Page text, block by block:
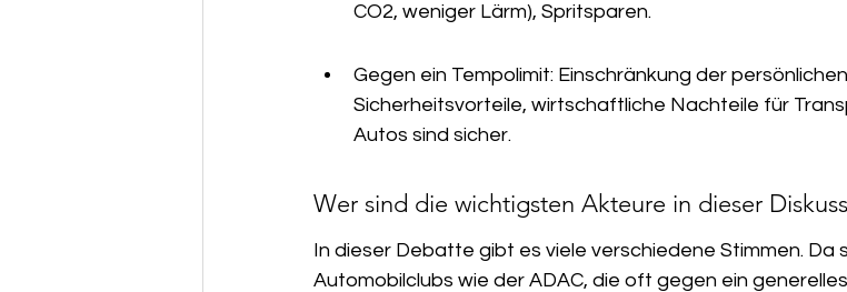
CO2, weniger Lärm), Spritsparen.
Gegen ein Tempolimit: Einschränkung der
Sicherheitsvorteile, wirtschaftliche Nachteile für
Autos sind sicher.
Wer sind die wichtigsten Akteure in dieser
In dieser Debatte gibt es viele verschiedene Stimmen. Da
Automobilclubs wie der ADAC, die oft gegen ein